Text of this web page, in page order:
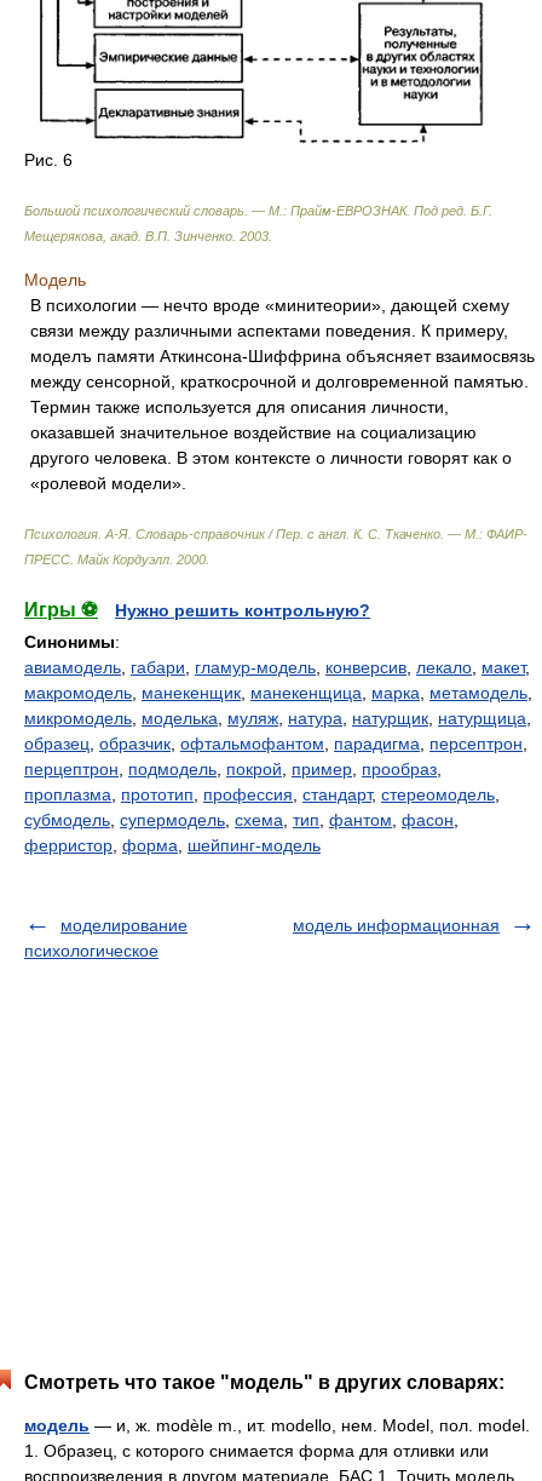
Рис. 6
Большой психологический словарь. — М.: Прайм-ЕВРОЗНАК. Под ред. Б.Г.
Мещерякова, акад. В.П. Зинченко 2003
Модель
В психологии — нечто вроде «минитеории», дающей схему
связи между различными аспектами поведения. К примеру,
моделъ памяти Аткинсона-Шиффрина объясняет взаимосвязь
между сенсорной, краткосрочной и долговременной памятью.
Термин также используется для описания личности,
оказавшей значительное воздействие на социализацию
другого человека. В этом контексте о личности говорят как о
«ролевой модели».
Психология. А-Я. Словарь-справочник / Пер. с англ. К. С. Ткаченко. — М.: ФАИР-
ПРЕСС Майк Кордуэлл 2000
Игры ⚽
Нужно решить контрольную?
Синонимы:
авиамодель габари гламур-модель конверсив лекало макет,
макромодель манекенщик манекенщица марка метамодель
микромодель моделька муляж натура натурщик натурщица
образец образчик офтальмофантом парадигма персептрон
перцептрон
подмодель покрой пример прообраз
проплазма
прототип профессия стандарт, стереомодель
субмодель супермодель схема тип фантом фасон
ферристор форма шейпинг-модель
моделирование
психологическое
модель информационная
Смотреть что такое "модель" в других словарях:
модель — и, ж. modèle m., ит. modello, нем. Model, пол. model.
1. Образец, с которого снимается форма для отливки или
воспроизведения в другом материале. БАС 1. Точить модель